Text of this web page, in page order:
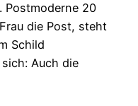
Postmoderne 20
die Post, steht
Schild
Auch die